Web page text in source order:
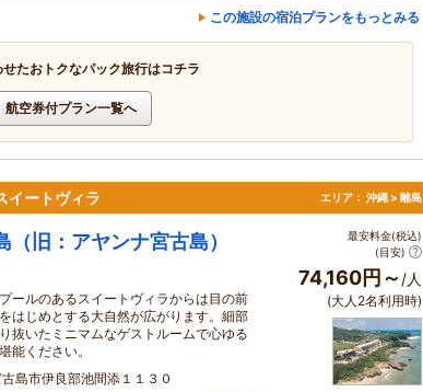
この施設の宿泊プランをもっとみる
たおトクなパック旅行はコチラ
航空券付プラン一覧へ
イートヴィラ エリア： 沖縄 > 離島
（旧：アヤンナ宮古島）
ールのあるスイートヴィラからは目の前
はじめとする大自然が広がります。細部
抜いたミニマムなゲストルームで心ゆる
能ください。
島市伊良部池間添１１３０
最安料金(税込)
(目安)
74,160円～ /人
(大人2名利用時)